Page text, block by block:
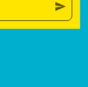
send